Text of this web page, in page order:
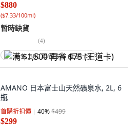
$880
($7.33/100ml)
暫時缺貨
(4)
满 $1,500 再省 $75 (王道卡)
AMANO 日本富士山天然礦泉水, 2L, 6
瓶
首購折扣價 40%$499
$299